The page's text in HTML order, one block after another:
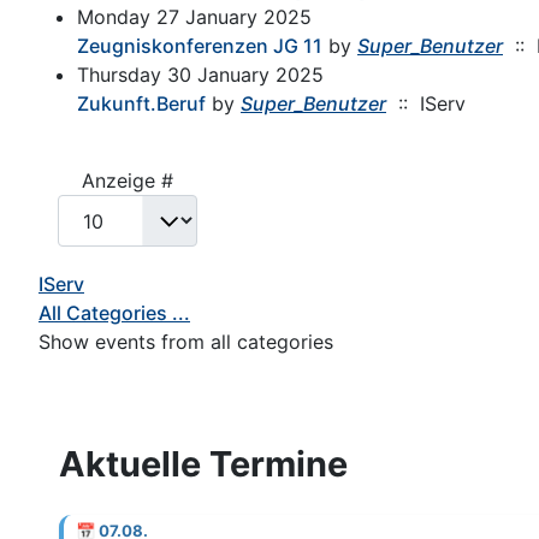
Monday 27 January 2025
Zeugniskonferenzen JG 11 by Super_Benutzer::
Thursday 30 January 2025
Zukunft.Beruf by Super_Benutzer:: IServ
Anzeige #
IServ
All Categories ...
Show events from all categories
Aktuelle Termine
📅 07.08.